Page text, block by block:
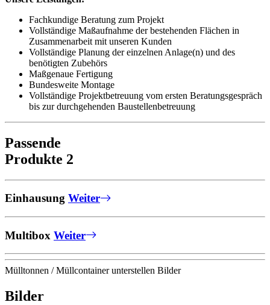
Fachkundige Beratung zum Projekt
Vollständige Maßaufnahme der bestehenden Flächen in
Zusammenarbeit mit unseren Kunden
Vollständige Planung der einzelnen Anlage(n) und des
benötigten Zubehörs
Maßgenaue Fertigung
Bundesweite Montage
Vollständige Projektbetreuung vom ersten Beratungsgespräch
bis zur durchgehenden Baustellenbetreuung
Passende
Produkte 2
Einhausung Weiter
Multibox Weiter
Mülltonnen / Müllcontainer unterstellen Bilder
Bilder